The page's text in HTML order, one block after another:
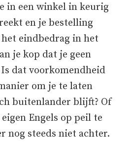
in een winkel in keurig
en je bestelling
eindbedrag in het
je kop dat je geen
dat voorkomendheid
om je te laten
buitenlander blijft? Of
Engels op peil te
nog steeds niet achter.